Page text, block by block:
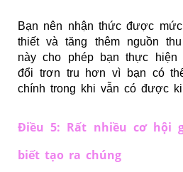
Bạn nên nhận thức được
thiết và tăng thêm nguồn
này cho phép bạn thực hiện
đổi trơn tru hơn vì bạn có
chính trong khi vẫn có được
Điều 5: Rất nhiều cơ hội
biết tạo ra chúng